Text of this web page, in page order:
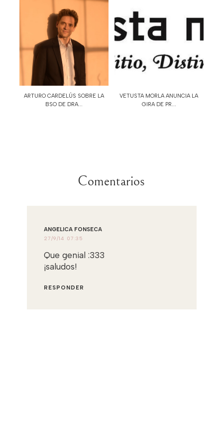
ARTURO CARDELÚS SOBRE LA
BSO DE DRA...
VETUSTA MORLA ANUNCIA LA
GIRA DE PR...
Comentarios
ANGELICA FONSECA
27/9/14 07:35
Que genial :333
¡saludos!
RESPONDER